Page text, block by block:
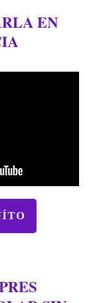
EN